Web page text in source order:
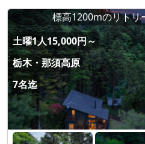
標高1200mのリトリ
土曜1人15,000円～
栃木・那須高原
7名迄